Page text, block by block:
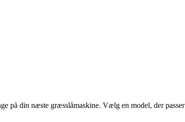
på din næste græsslåmaskine. Vælg en model, der passer